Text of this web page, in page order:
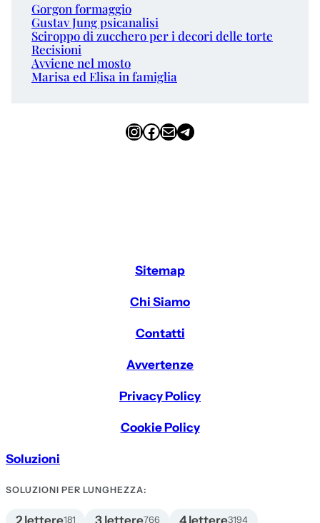
Gorgon formaggio
Gustav Jung psicanalisi
Sciroppo di zucchero per i decori delle torte
Recisioni
Avviene nel mosto
Marisa ed Elisa in famiglia
InstagramFacebook Email Telegram
Sitemap
Chi Siamo
Contatti
Avvertenze
Privacy Policy
Cookie Policy
Soluzioni
SOLUZIONI PER LUNGHEZZA:
181 766 3194